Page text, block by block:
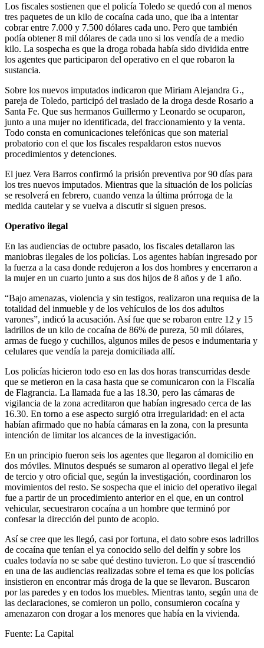
Los fiscales sostienen que el policía Toledo se quedó con al menos
tres paquetes de un kilo de cocaína cada uno, que iba a intentar
cobrar entre 7.000 y 7.500 dólares cada uno. Pero que también
podía obtener 8 mil dólares de cada uno si los vendía de a medio
kilo. La sospecha es que la droga robada había sido dividida entre
los agentes que participaron del operativo en el que robaron la
sustancia.
Sobre los nuevos imputados indicaron que Miriam Alejandra G.,
pareja de Toledo, participó del traslado de la droga desde Rosario a
Santa Fe. Que sus hermanos Guillermo y Leonardo se ocuparon,
junto a una mujer no identificada, del fraccionamiento y la venta.
Todo consta en comunicaciones telefónicas que son material
probatorio con el que los fiscales respaldaron estos nuevos
procedimientos y detenciones.
El juez Vera Barros confirmó la prisión preventiva por 90 días para
los tres nuevos imputados. Mientras que la situación de los policías
se resolverá en febrero, cuando venza la última prórroga de la
medida cautelar y se vuelva a discutir si siguen presos.
Operativo ilegal
En las audiencias de octubre pasado, los fiscales detallaron las
maniobras ilegales de los policías. Los agentes habían ingresado por
la fuerza a la casa donde redujeron a los dos hombres y encerraron a
la mujer en un cuarto junto a sus dos hijos de 8 años y de 1 año.
“Bajo amenazas, violencia y sin testigos, realizaron una requisa de la
totalidad del inmueble y de los vehículos de los dos adultos
varones”, indicó la acusación. Así fue que se robaron entre 12 y 15
ladrillos de un kilo de cocaína de 86% de pureza, 50 mil dólares,
armas de fuego y cuchillos, algunos miles de pesos e indumentaria y
celulares que vendía la pareja domiciliada allí.
Los policías hicieron todo eso en las dos horas transcurridas desde
que se metieron en la casa hasta que se comunicaron con la Fiscalía
de Flagrancia. La llamada fue a las 18.30, pero las cámaras de
vigilancia de la zona acreditaron que habían ingresado cerca de las
16.30. En torno a ese aspecto surgió otra irregularidad: en el acta
habían afirmado que no había cámaras en la zona, con la presunta
intención de limitar los alcances de la investigación.
En un principio fueron seis los agentes que llegaron al domicilio en
dos móviles. Minutos después se sumaron al operativo ilegal el jefe
de tercio y otro oficial que, según la investigación, coordinaron los
movimientos del resto. Se sospecha que el inicio del operativo ilegal
fue a partir de un procedimiento anterior en el que, en un control
vehicular, secuestraron cocaína a un hombre que terminó por
confesar la dirección del punto de acopio.
Así se cree que les llegó, casi por fortuna, el dato sobre esos ladrillos
de cocaína que tenían el ya conocido sello del delfín y sobre los
cuales todavía no se sabe qué destino tuvieron. Lo que sí trascendió
en una de las audiencias realizadas sobre el tema es que los policías
insistieron en encontrar más droga de la que se llevaron. Buscaron
por las paredes y en todos los muebles. Mientras tanto, según una de
las declaraciones, se comieron un pollo, consumieron cocaína y
amenazaron con drogar a los menores que había en la vivienda.
Fuente: La Capital